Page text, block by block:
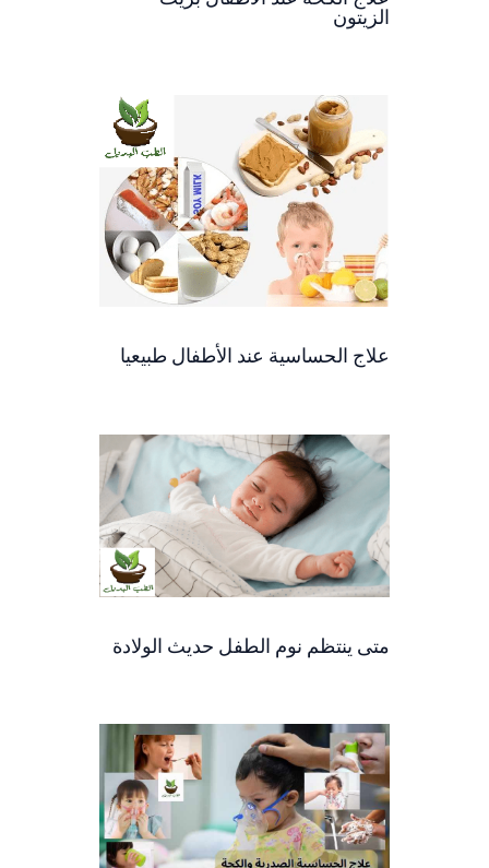
الزيتون
علاج الحساسية عند الأطفال طبيعيا
متى ينتظم نوم الطفل حديث الولادة